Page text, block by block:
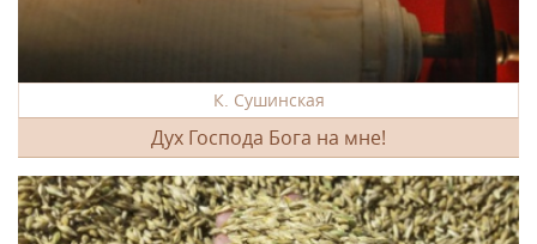
К. Сушинская
Дух Господа Бога на мне!